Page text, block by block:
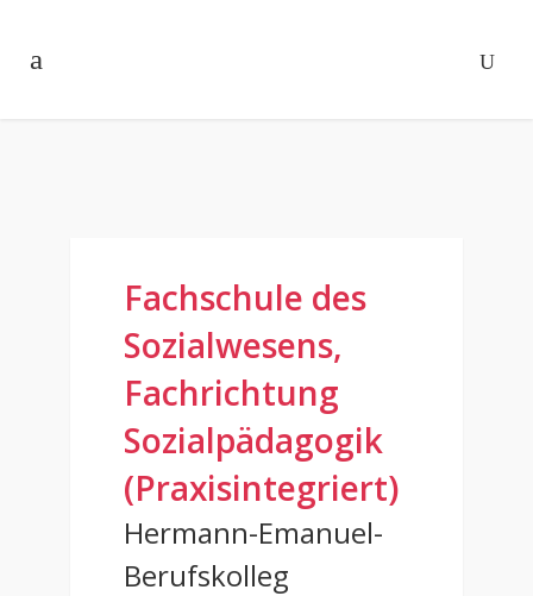
Fachschule des
Sozialwesens,
Fachrichtung
Sozialpädagogik
(Praxisintegriert)
Hermann-Emanuel-
Berufskolleg